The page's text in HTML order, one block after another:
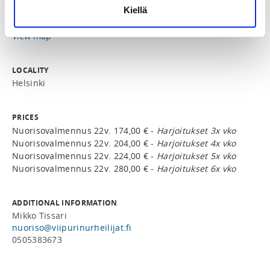
Kiellä
Jauhokuja 3, 00920 Helsinki, Suomi
View map
LOCALITY
Helsinki
PRICES
Nuorisovalmennus 22v. 174,00 € - Harjoitukset 3x vko
Nuorisovalmennus 22v. 204,00 € - Harjoitukset 4x vko
Nuorisovalmennus 22v. 224,00 € - Harjoitukset 5x vko
Nuorisovalmennus 22v. 280,00 € - Harjoitukset 6x vko
ADDITIONAL INFORMATION
Mikko Tissari
nuoriso@viipurinurheilijat.fi
0505383673